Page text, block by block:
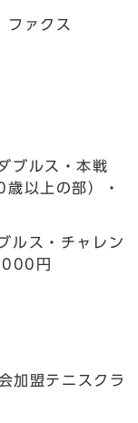
ァクス
ブルス・本戦
以上の部）・
ルス・チャレン
円
加盟テニスクラ